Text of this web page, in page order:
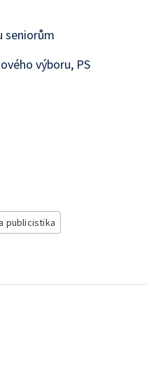
seniorům
výboru, PS
publicistika